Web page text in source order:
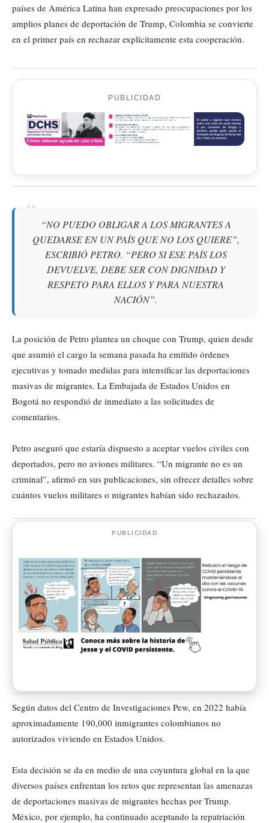
países de América Latina han expresado preocupaciones por los
amplios planes de deportación de Trump, Colombia se convierte
en el primer país en rechazar explícitamente esta cooperación.
PUBLICIDAD
“NO PUEDO OBLIGAR A LOS MIGRANTES A
QUEDARSE EN UN PAÍS QUE NO LOS QUIERE”,
ESCRIBIÓ PETRO. “PERO SI ESE PAÍS LOS
DEVUELVE, DEBE SER CON DIGNIDAD Y
RESPETO PARA ELLOS Y PARA NUESTRA
NACIÓN”.
La posición de Petro plantea un choque con Trump, quien desde
que asumió el cargo la semana pasada ha emitido órdenes
ejecutivas y tomado medidas para intensificar las deportaciones
masivas de migrantes. La Embajada de Estados Unidos en
Bogotá no respondió de inmediato a las solicitudes de
comentarios.
Petro aseguró que estaría dispuesto a aceptar vuelos civiles con
deportados, pero no aviones militares. “Un migrante no es un
criminal”, afirmó en sus publicaciones, sin ofrecer detalles sobre
cuántos vuelos militares o migrantes habían sido rechazados.
PUBLICIDAD
Según datos del Centro de Investigaciones Pew, en 2022 había
aproximadamente 190,000 inmigrantes colombianos no
autorizados viviendo en Estados Unidos.
Esta decisión se da en medio de una coyuntura global en la que
diversos países enfrentan los retos que representan las amenazas
de deportaciones masivas de migrantes hechas por Trump.
México, por ejemplo, ha continuado aceptando la repatriación